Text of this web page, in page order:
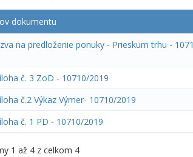
dokumentu
na predloženie ponuky - Prieskum trhu -
č. 3 ZoD - 10710/2019
č.2 Výkaz Výmer- 10710/2019
č. 1 PD - 10710/2019
1 až 4 z celkom 4